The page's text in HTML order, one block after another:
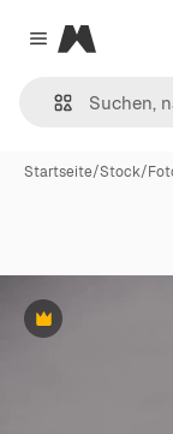
Close menu
Magnific
Startseite/Stock/
Premium